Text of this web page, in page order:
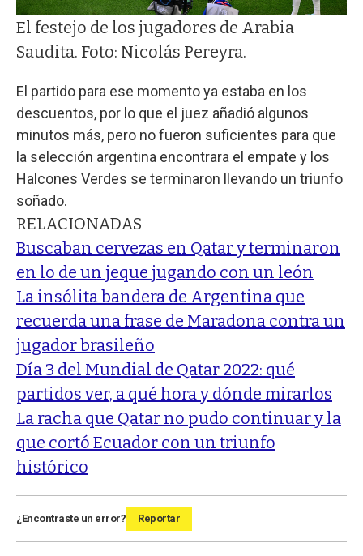
El festejo de los jugadores de Arabia
Saudita. Foto: Nicolás Pereyra.
El partido para ese momento ya estaba en los
descuentos, por lo que el juez añadió algunos
minutos más, pero no fueron suficientes para que
la selección argentina encontrara el empate y los
Halcones Verdes se terminaron llevando un triunfo
soñado.
RELACIONADAS
Buscaban cervezas en Qatar y terminaron
en lo de un jeque jugando con un león
La insólita bandera de Argentina que
recuerda una frase de Maradona contra un
jugador brasileño
Día 3 del Mundial de Qatar 2022: qué
partidos ver, a qué hora y dónde mirarlos
La racha que Qatar no pudo continuar y la
que cortó Ecuador con un triunfo
histórico
¿Encontraste un error? Reportar